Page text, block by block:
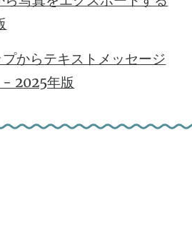
からテキストメッセージ
2025年版